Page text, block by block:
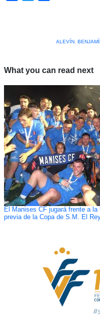
ALEVÍN,
What you can read next
El Manises CF jugará frente a
previa de la Copa de S.M. El